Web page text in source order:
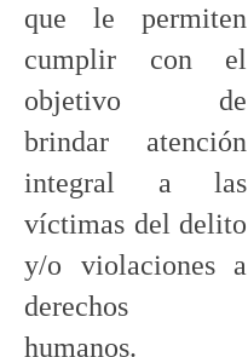
que le permiten
cumplir con el
objetivo de
brindar atención
integral a las
víctimas del delito
y/o violaciones a
derechos
humanos.